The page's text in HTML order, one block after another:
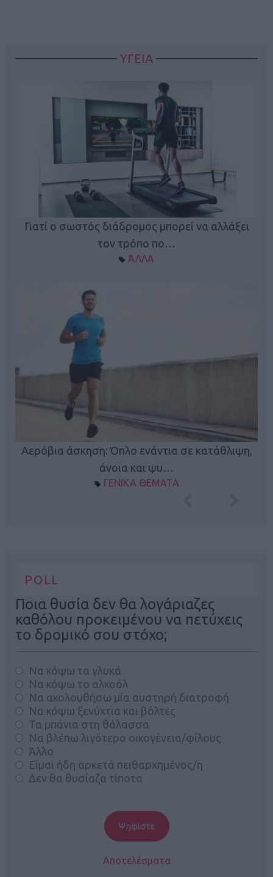
ΥΓΕΙΑ
Γιατί ο σωστός διάδρομος μπορεί να αλλάξει
τον τρόπο πο…
ΆΛΛΑ
Αερόβια άσκηση: Όπλο ενάντια σε κατάθλιψη,
άνοια και ψυ…
ΓΕΝΙΚΑ ΘΕΜΑΤΑ
POLL
Ποια θυσία δεν θα λογάριαζες
καθόλου προκειμένου να πετύχεις
το δρομικό σου στόχο;
Να κόψω τα γλυκά
Να κόψω το αλκοόλ
Να ακολουθήσω μία αυστηρή διατροφή
Να κόψω ξενύχτια και βόλτες
Τα μπάνια στη θάλασσα
Να βλέπω λιγότερο οικογένεια/φίλους
Άλλο
Είμαι ήδη αρκετά πειθαρχημένος/η
Δεν θα θυσίαζα τίποτα
Αποτελέσματα